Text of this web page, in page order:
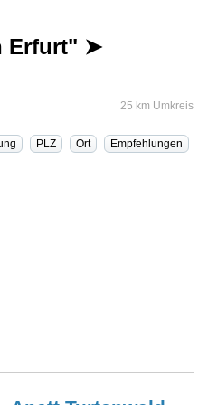
Erfurt" ➤
25 km Umkreis
PLZ Ort
Empfehlungen